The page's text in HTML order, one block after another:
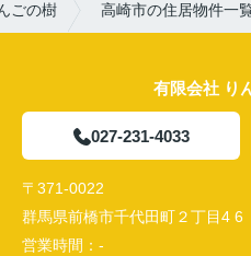
ごの樹 高崎市の住居物件一
有限会社 り
027-231-4033
〒371-0022
群馬県前橋市千代田町２丁目4 6
営業時間： -